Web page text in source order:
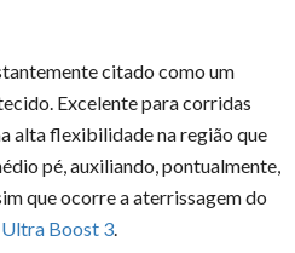
citado como um
Excelente para corridas
alta flexibilidade na região que
pé, auxiliando, pontualmente,
que ocorre a aterrissagem do
Boost 3